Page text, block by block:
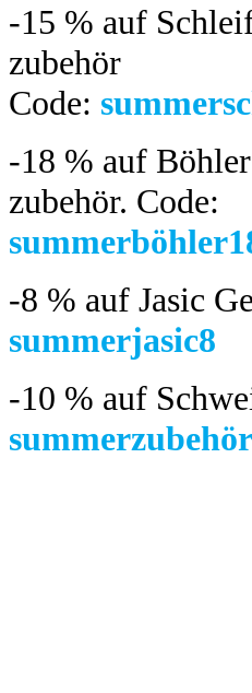
-15 % auf
zubehör
Code:
-18 % auf
zubehör. Code:
-8 % auf Jasic
summerjasic8
-10 % auf